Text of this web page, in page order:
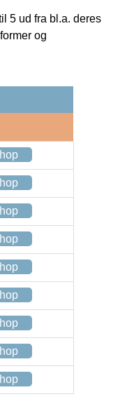
5 ud fra bl.a. deres
og